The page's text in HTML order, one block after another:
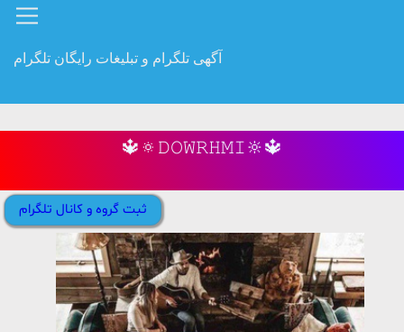
آگهی تلگرام و تبلیغات رایگان تلگرام
🔱🔅𝙳𝙾‌‌𝚆𝚁𝙷𝙼𝙸🔆🔱
ثبت گروه و کانال تلگرام